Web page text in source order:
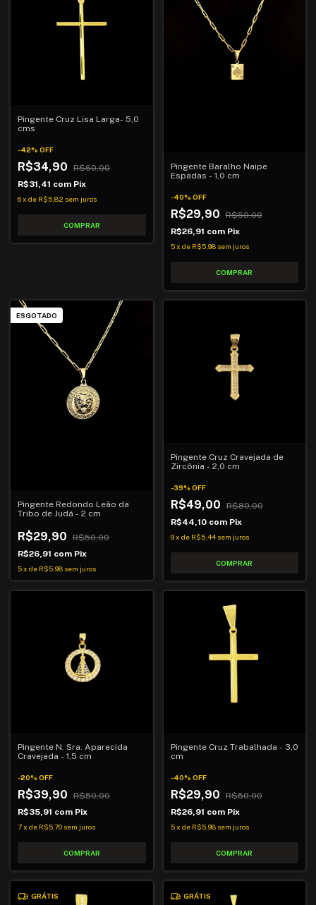
Pingente Cruz Lisa Larga- 5,0
cms
-42% OFF
R$34,90
R$60,00
R$31,41 com Pix
6x de R$5,82 sem juros
Pingente Baralho Naipe
Espadas - 1,0 cm
-40% OFF
R$29,90
R$50,00
R$26,91 com Pix
5 x de R$5,98 sem juros
ESGOTADO
Pingente Redondo Leão da
Tribo de Judá - 2 cm
R$29,90
R$50,00
R$26,91 com Pix
5x de R$5,98 sem juros
Pingente Cruz Cravejada de
Zircônia - 2,0 cm
-39% OFF
R$49,00
R$80,00
R$44,10 com Pix
9 x de R$5,44 sem juros
Pingente N. Sra. Aparecida
Cravejada - 1,5 cm
-20% OFF
R$39,90
R$50,00
R$35,91 com Pix
7x de R$5,70 sem juros
Pingente Cruz Trabalhada - 3,0
cm
-40% OFF
R$29,90
R$50,00
R$26,91 com Pix
5 x de R$5,98 sem juros
GRÁTIS GRÁTIS